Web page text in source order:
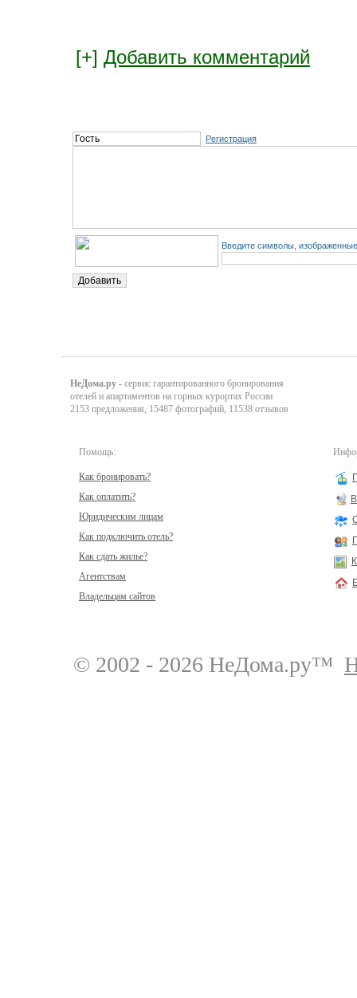
[+] Добавить комментарий
Регистрация
Введите символы,
НеДома.ру - сервис гарантированного бронирования
отелей и апартаментов на горных курортах России
2153 предложения, 15487 фотографий, 11538 отзывов
Помощь:
Как бронировать?
Как оплатить?
Юридическим лицам
Как подключить отель?
Как сдать жилье?
Агентствам
Владельцам сайтов
© 2002 - 2026 НеДома.ру™